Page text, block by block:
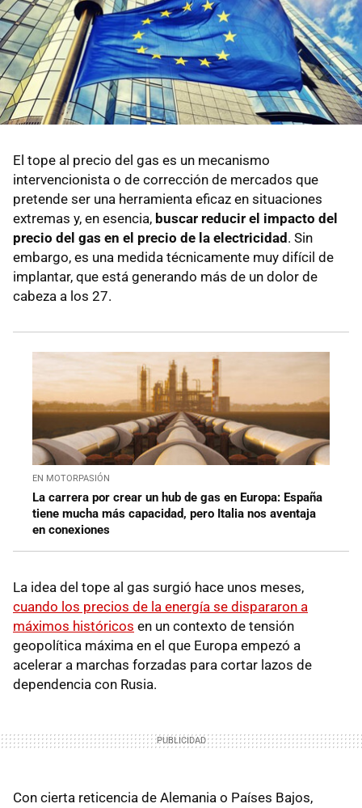
El tope al precio del gas es un mecanismo
intervencionista o de corrección de mercados que
pretende ser una herramienta eficaz en situaciones
extremas y, en esencia, buscar reducir el impacto del
precio del gas en el precio de la electricidad. Sin
embargo, es una medida técnicamente muy difícil de
implantar, que está generando más de un dolor de
cabeza a los 27.
EN MOTORPASIÓN
La carrera por crear un hub de gas en Europa: España
tiene mucha más capacidad, pero Italia nos aventaja
en conexiones
La idea del tope al gas surgió hace unos meses,
cuando los precios de la energía se dispararon a
máximos históricos en un contexto de tensión
geopolítica máxima en el que Europa empezó a
acelerar a marchas forzadas para cortar lazos de
dependencia con Rusia.
Con cierta reticencia de Alemania o Países Bajos,